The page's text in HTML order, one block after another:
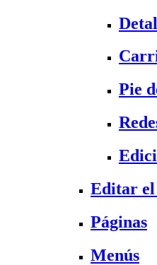
Pie
Editar el
Páginas
Menús